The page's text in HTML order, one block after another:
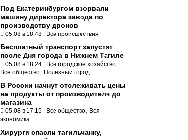
Под Екатеринбургом взорвали
машину директора завода по
производству дронов
05.08 в 18:48 | Все происшествия
Бесплатный транспорт запустят
после Дня города в Нижнем Тагиле
05.08 в 18:24 | Всё городское хозяйство
Все общество Полезный город
В России начнут отслеживать цены
на продукты от производителя до
магазина
05.08 в 17:15 | Все общество
Вся
экономика
Хирурги спасли тагильчанку,